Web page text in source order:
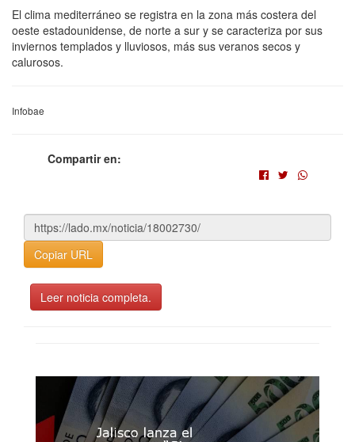
El clima mediterráneo se registra en la zona más costera del
oeste estadounidense, de norte a sur y se caracteriza por sus
inviernos templados y lluviosos, más sus veranos secos y
calurosos.
Infobae
Compartir en:
Copiar URL
Leer noticia completa.